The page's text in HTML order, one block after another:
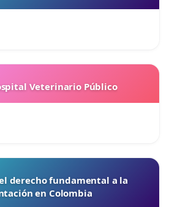
Veterinario Público
derecho fundamental a la
en Colombia